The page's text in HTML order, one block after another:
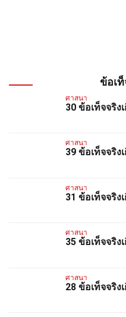
ข้อเ
ศาสนา
30 ข้อเท็จจริ
ศาสนา
39 ข้อเท็จจริ
ศาสนา
31 ข้อเท็จจริง
ศาสนา
35 ข้อเท็จจริง
ศาสนา
28 ข้อเท็จจริง